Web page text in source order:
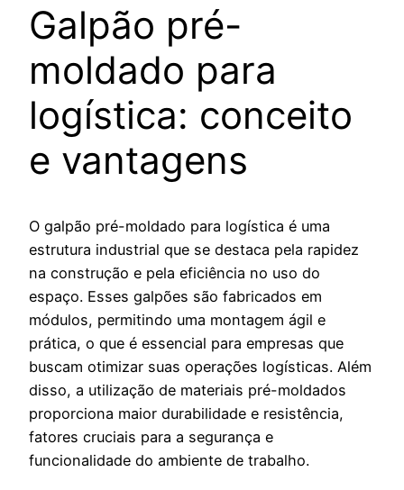
Galpão pré-
moldado para
logística: conceito
e vantagens
O galpão pré-moldado para logística é uma
estrutura industrial que se destaca pela rapidez
na construção e pela eficiência no uso do
espaço. Esses galpões são fabricados em
módulos, permitindo uma montagem ágil e
prática, o que é essencial para empresas que
buscam otimizar suas operações logísticas. Além
disso, a utilização de materiais pré-moldados
proporciona maior durabilidade e resistência,
fatores cruciais para a segurança e
funcionalidade do ambiente de trabalho.